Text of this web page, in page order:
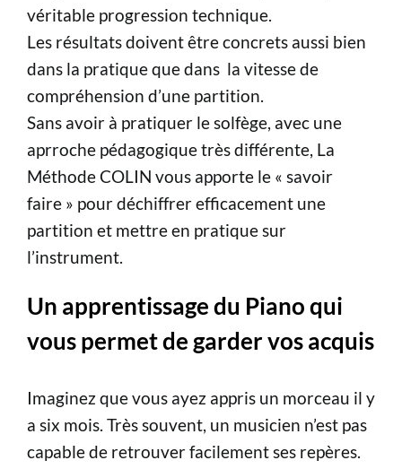
véritable progression technique.
Les résultats doivent être concrets aussi bien
dans la pratique que dans la vitesse de
compréhension d’une partition.
Sans avoir à pratiquer le solfège, avec une
aprroche pédagogique très différente, La
Méthode COLIN vous apporte le « savoir
faire » pour déchiffrer efficacement une
partition et mettre en pratique sur
l’instrument.
Un apprentissage du Piano qui
vous permet de garder vos acquis
Imaginez que vous ayez appris un morceau il y
a six mois. Très souvent, un musicien n’est pas
capable de retrouver facilement ses repères.